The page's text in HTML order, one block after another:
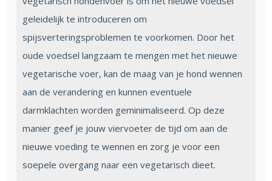
geleidelijk te introduceren om
spijsverteringsproblemen te voorkomen. Door het
oude voedsel langzaam te mengen met het nieuwe
vegetarische voer, kan de maag van je hond wennen
aan de verandering en kunnen eventuele
darmklachten worden geminimaliseerd. Op deze
manier geef je jouw viervoeter de tijd om aan de
nieuwe voeding te wennen en zorg je voor een
soepele overgang naar een vegetarisch dieet.